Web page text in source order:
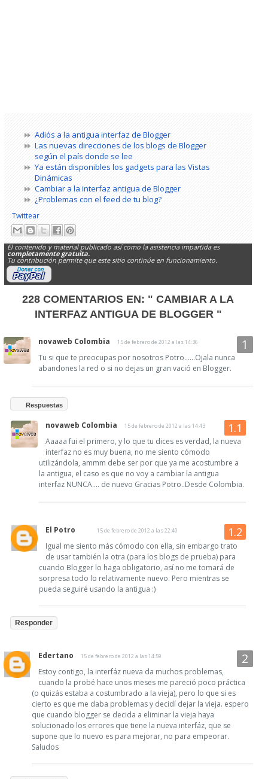
Adiós a la antigua interfaz de Blogger
Las nuevas direcciones de los blogs de Blogger
según el país donde se lee
Ya están disponibles los gadgets para las Vistas
Dinámicas
Cambiar a la interfaz antigua de Blogger
¿Problemas con el feed de tu blog?
Twittear
El contenido y material publicado así como la asistencia impartida es
completamente gratuita.
Tu contribución permite que este sitio continúe en funcionamiento.
228 COMENTARIOS EN: " CAMBIAR A LA
INTERFAZ ANTIGUA DE BLOGGER "
novaweb Colombia 15 de febrero de 2012 a las 14:36
Tu si que te preocupas por nosotros Potro......Ojala nunca
abandones la red o si no dejas un gran vació en Blogger.
Respuestas
novaweb Colombia 15 de febrero de 2012 a las 14:43
Aaaaa fui el primero, y lo que tu dices es verdad, la nueva
interfaz no es muy buena, no me siento cómodo
utilizándola, ammm debe ser por que ya me acostumbre a
la antigua, el caso es que no voy a cambiar la antigua
interfaz NUNCA.... de nuevo Gracias Potro..Desde Colombia.
El Potro 15 de febrero de 2012 a las 22:40
Igual me siento más cómodo con ella, sin embargo trato
de usar también la otra (para los blogs de prueba) para
cuando Blogger lo haga obligatorio, así no me tomará de
sorpresa todo lo relativamente nuevo. Pero mientras se
pueda seguiré usando la antigua :)
Responder
Edertano 15 de febrero de 2012 a las 14:59
Estoy contigo, la interfáz nueva da muchos problemas,
cuando la probé hace unos meses me pareció poco práctica
(o quizás estaba a costumbrado a la vieja), pero lo que si es
cierto es que me daba problemas y decidí dejar la vieja. espero
que cuando blogger se decida a eliminar la vieja haya
solucionado los errores que tiene la nueva interfáz, que se
supone que lo nuevo es para mejorar, no para empeorar.
Saludos